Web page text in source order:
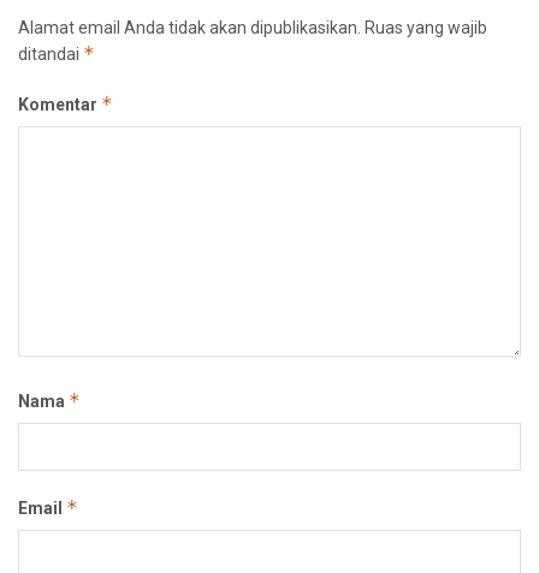
Alamat email Anda tidak akan dipublikasikan. Ruas yang wajib
ditandai *
Komentar *
Nama *
Email *